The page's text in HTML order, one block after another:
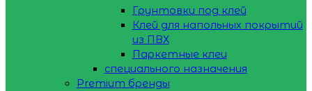
Грунтовки под клей
Клей для напольных покрытий
из ПВХ
Паркетные клеи
специального назначения
Premium бренды